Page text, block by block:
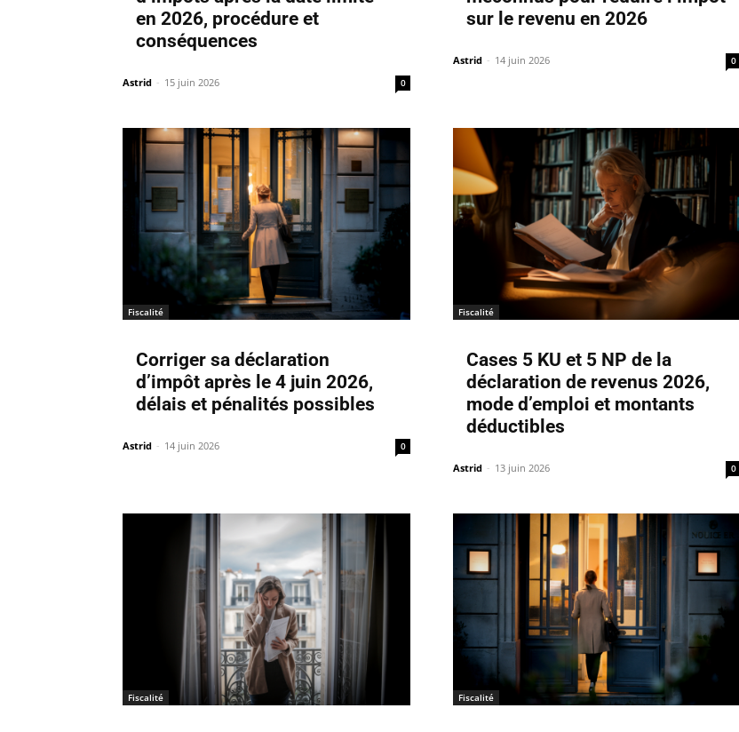
en 2026, procédure et
conséquences
Astrid - 15 juin 2026 0
sur le revenu en 2026
Astrid - 14 juin 2026 0
Fiscalité
Corriger sa déclaration
d’impôt après le 4 juin 2026,
délais et pénalités possibles
Astrid - 14 juin 2026 0
Fiscalité
Cases 5 KU et 5 NP de la
déclaration de revenus 2026,
mode d’emploi et montants
déductibles
Astrid - 13 juin 2026 0
Fiscalité Fiscalité